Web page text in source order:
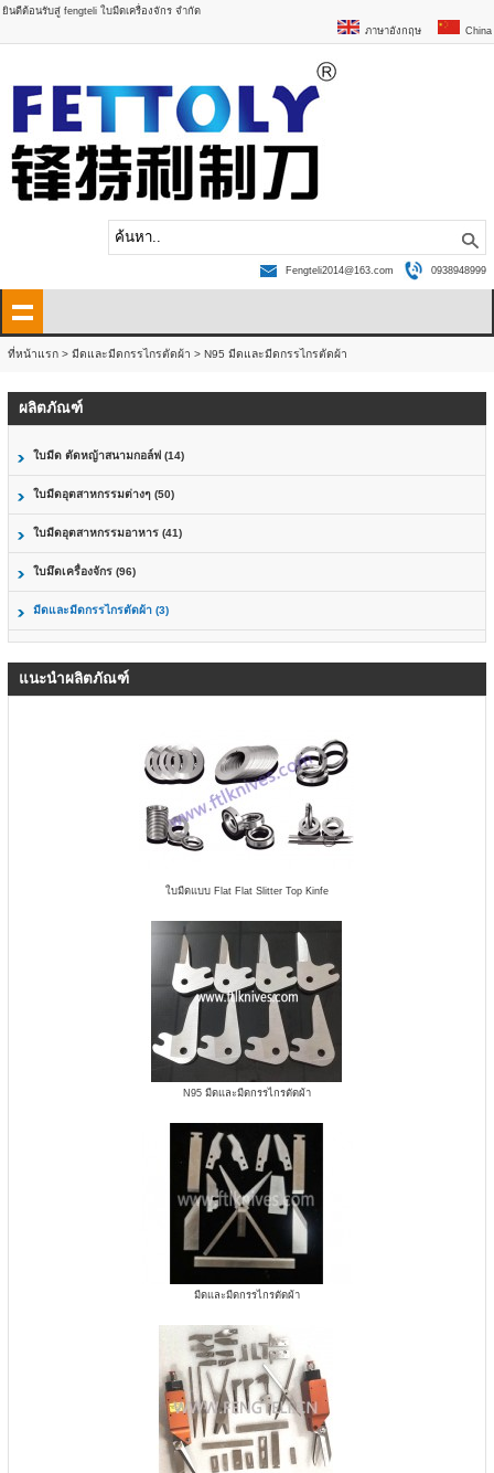
ยินดีต้อนรับสู่ fengteli ใบมีดเครื่องจักร จำกัด
China
ภาษาอังกฤษ
0938948999
Fengteli2014@163.com
ที่หน้าแรก >มีดและมีดกรรไกรตัดผ้า >N95 มีดและมีดกรรไกรตัดผ้า
ผลิตภัณฑ์
ใบมีด ตัดหญ้าสนามกอล์ฟ (14)
ใบมีดอุตสาหกรรมต่างๆ (50)
ใบมีดอุตสาหกรรมอาหาร (41)
ใบมึดเครื่องจักร (96)
มีดและมีดกรรไกรตัดผ้า (3)
แนะนำผลิตภัณฑ์
ใบมีดแบบ Flat Flat Slitter Top Kinfe
N95 มีดและมีดกรรไกรตัดผ้า
มีดและมีดกรรไกรตัดผ้า